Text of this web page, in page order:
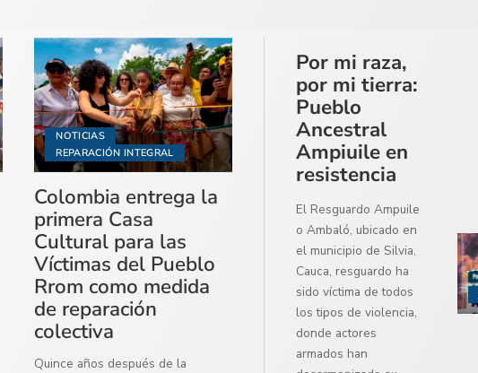
NOTICIAS
REPARACIÓN INTEGRAL
Colombia entrega la
primera Casa
Cultural para las
Víctimas del Pueblo
Rrom como medida
de reparación
colectiva
Quince años después de la
Por mi raza,
por mi tierra:
Pueblo
Ancestral
Ampiuile en
resistencia
El Resguardo Ampuile
o Ambaló, ubicado en
el municipio de Silvia,
Cauca, resguardo ha
sido víctima de todos
los tipos de violencia,
donde actores
armados han